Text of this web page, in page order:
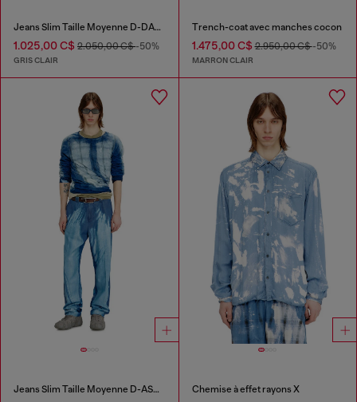
Jeans Slim Taille Moyenne D-DAREK
1.025,00 C$ 2.050,00 C$-50%
GRIS CLAIR
Trench-coat avec manches cocon
1.475,00 C$2.950,00 C$-50%
MARRON CLAIR
Jeans Slim Taille Moyenne D-ASKAR Chemise à effet rayons X